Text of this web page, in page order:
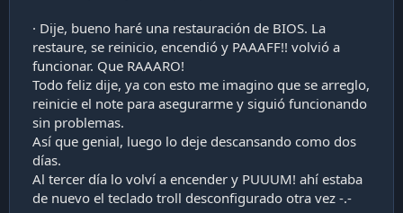
· Dije, bueno haré una restauración de BIOS. La
restaure, se reinicio, encendió y PAAAFF!! volvió a
funcionar. Que RAAARO!
Todo feliz dije, ya con esto me imagino que se arreglo,
reinicie el note para asegurarme y siguió funcionando
sin problemas.
Así que genial, luego lo deje descansando como dos
días.
Al tercer día lo volví a encender y PUUUM! ahí estaba
de nuevo el teclado troll desconfigurado otra vez -.-